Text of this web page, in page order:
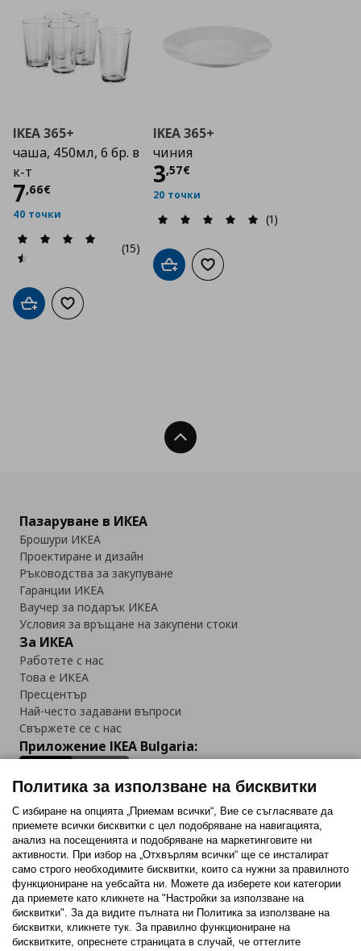
IKEA 365+
чаша, 450мл, 6 бр. в
к-т
7,66€
Цена
40 точки
(15)
Добави в кошницата
Добави към списъка с любими
IKEA 365+
чиния
3,57€
Цена
20 точки
(1)
Добави в кошницата
Добави към списъка с
Нагоре
Пазаруване в ИКЕА
Брошури ИКЕА
Проектиране и дизайн
Ръководства за закупуване
Гаранции ИКЕА
Ваучер за подарък ИКЕА
Условия за връщане на закупени стоки
За ИКЕА
Работете с нас
Това е ИКЕА
Пресцентър
Най-често задавани въпроси
Свържете се с нас
Приложение IKEA Bulgaria:
Последвайте ни:
FacebookTwitterYoutubePinterestInstagram
Политика за използване на бисквитки
С избиране на опцията „Приемам всички“, Вие се съгласявате да
приемете всички бисквитки с цел подобряване на навигацията,
анализ на посещенията и подобряване на маркетинговите ни
активности. При избор на „Отхвърлям всички“ ще се инсталират
само строго необходимитe бисквитки, които са нужни за правилното
функциониране на уебсайта ни. Можете да изберете кои категории
да приемете като кликнете на "Настройки за използване на
бисквитки". За да видите пълната ни Политика за използване на
бисквитки, кликнете тук. За правилно функциониране на
бисквитките, опреснете страницата в случай, че оттеглите